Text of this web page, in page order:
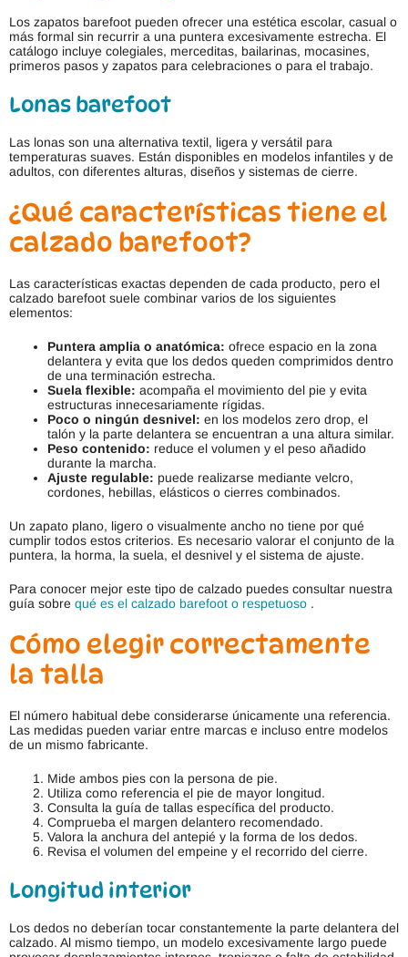
Los zapatos barefoot pueden ofrecer una estética escolar, casual o
más formal sin recurrir a una puntera excesivamente estrecha. El
catálogo incluye colegiales, merceditas, bailarinas, mocasines,
primeros pasos y zapatos para celebraciones o para el trabajo.
Lonas barefoot
Las lonas son una alternativa textil, ligera y versátil para
temperaturas suaves. Están disponibles en modelos infantiles y de
adultos, con diferentes alturas, diseños y sistemas de cierre.
¿Qué características tiene el
calzado barefoot?
Las características exactas dependen de cada producto, pero el
calzado barefoot suele combinar varios de los siguientes
elementos:
Puntera amplia o anatómica: ofrece espacio en la zona
delantera y evita que los dedos queden comprimidos dentro
de una terminación estrecha.
Suela flexible: acompaña el movimiento del pie y evita
estructuras innecesariamente rígidas.
Poco o ningún desnivel: en los modelos zero drop, el
talón y la parte delantera se encuentran a una altura similar.
Peso contenido: reduce el volumen y el peso añadido
durante la marcha.
Ajuste regulable: puede realizarse mediante velcro,
cordones, hebillas, elásticos o cierres combinados.
Un zapato plano, ligero o visualmente ancho no tiene por qué
cumplir todos estos criterios. Es necesario valorar el conjunto de la
puntera, la horma, la suela, el desnivel y el sistema de ajuste.
Para conocer mejor este tipo de calzado puedes consultar nuestra
guía sobre qué es el calzado barefoot o respetuoso .
Cómo elegir correctamente
la talla
El número habitual debe considerarse únicamente una referencia.
Las medidas pueden variar entre marcas e incluso entre modelos
de un mismo fabricante.
Mide ambos pies con la persona de pie.
Utiliza como referencia el pie de mayor longitud.
Consulta la guía de tallas específica del producto.
Comprueba el margen delantero recomendado.
Valora la anchura del antepié y la forma de los dedos.
Revisa el volumen del empeine y el recorrido del cierre.
Longitud interior
Los dedos no deberían tocar constantemente la parte delantera del
calzado. Al mismo tiempo, un modelo excesivamente largo puede